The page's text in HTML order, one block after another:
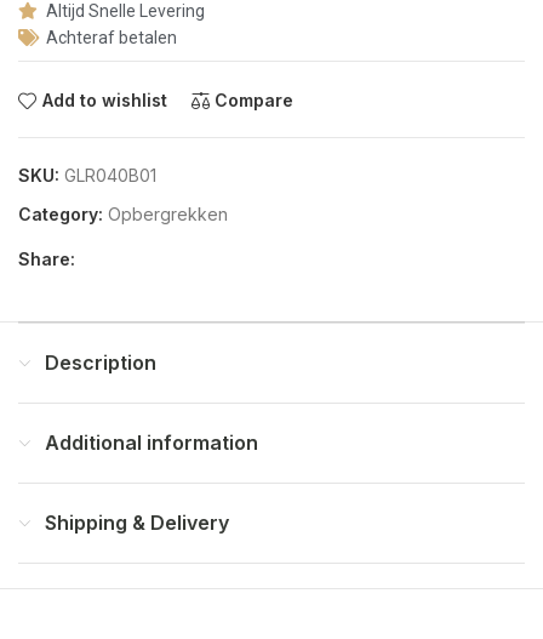
Altijd Snelle Levering
Achteraf betalen
Add to wishlist Compare
SKU: GLR040B01
Category: Opbergrekken
Share:
Description
Additional information
Shipping & Delivery